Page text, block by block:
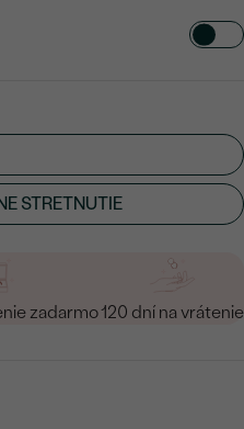
STRETNUTIE
zadarmo120 dní na vrátenie